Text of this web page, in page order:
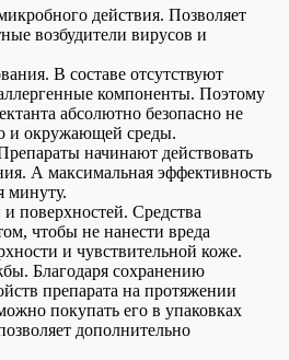
действия. Позволяет
возбудители вирусов и
В составе отсутствуют
компоненты. Поэтому
абсолютно безопасно не
и окружающей среды.
начинают действовать
А максимальная эффективность
минуту.
поверхностей. Средства
чтобы не нанести вреда
и чувствительной коже.
Благодаря сохранению
препарата на протяжении
покупать его в упаковках
дополнительно